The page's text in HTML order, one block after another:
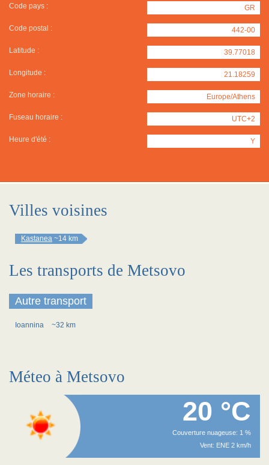
Code pays : GR
Code postal : 442-00
Latitude : 39.77018
Longitude : 21.18259
Zone horaire : Europe/Athens
Fuseau horaire : UTC+2
Heure d'été : Y
Villes voisines
Kastanea ~14 km
Les transports de Metsovo
Autre transport
Ioannina ~32 km
Méteo à Metsovo
20 °C
Couverture nuageuse: 1 %
Vent: ENE 2 km/h